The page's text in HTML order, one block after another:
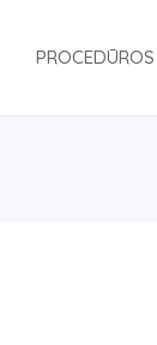
PROCEDŪROS